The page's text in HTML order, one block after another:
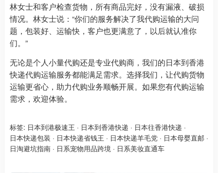
林女士和客户检查货物，所有商品完好，没有漏液、破损
情况。林女士说：“你们的服务解决了我代购运输的大问
题，包装好、运输快，客户也更满意了，以后就认准你
们。”
无论是个人小量代购还是专业代购商，我们的日本到香港
快递代购运输服务都能满足需求。选择我们，让代购货物
运输更省心，助力代购业务顺畅开展。如果您有代购运输
需求，欢迎体验。
标签: 日本到港极速王 · 日本到香港快递 · 日本往香港快递 ·
日本快递包装 · 日本快递省钱王 · 日本快递羊毛党 · 日本母婴直邮 ·
日淘避坑指南 · 日系宠物用品跨境 · 日系美妆直通车